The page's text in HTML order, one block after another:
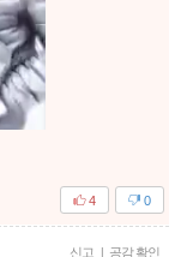
0
4
신고 공감 확인